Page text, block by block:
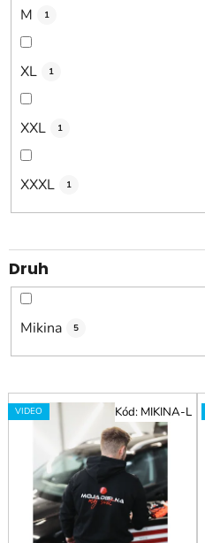
M 1
XL 1
XXL 1
XXXL 1
Druh
Mikina 5
V
ýVIDEO Kód: MIKINA-L